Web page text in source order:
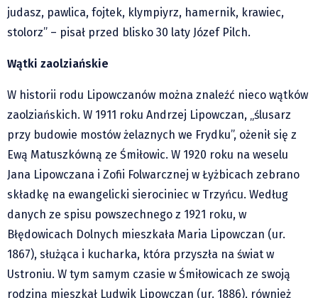
Historia
Podróże
Nauka
Młodzi
Przedszkola
Szkoły podstawowe
Szkoły średnie
Klub Podróżnika ZA OKNEM
Sport
Czytelnicy piszą
judasz, pawlica, fojtek, klympiyrz, hamernik, krawiec,
stolorz” – pisał przed blisko 30 laty Józef Pilch.
Wątki zaolziańskie
W historii rodu Lipowczanów można znaleźć nieco wątków
zaolziańskich. W 1911 roku Andrzej Lipowczan, „ślusarz
przy budowie mostów żelaznych we Frydku”, ożenił się z
Ewą Matuszkówną ze Śmiłowic. W 1920 roku na weselu
Jana Lipowczana i Zofii Folwarcznej w Łyżbicach zebrano
składkę na ewangelicki sierociniec w Trzyńcu. Według
danych ze spisu powszechnego z 1921 roku, w
Błędowicach Dolnych mieszkała Maria Lipowczan (ur.
1867), służąca i kucharka, która przyszła na świat w
Ustroniu. W tym samym czasie w Śmiłowicach ze swoją
rodziną mieszkał Ludwik Lipowczan (ur. 1886), również